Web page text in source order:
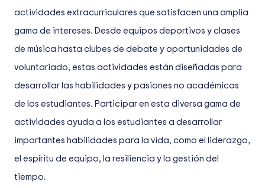
actividades extracurriculares que satisfacen una amplia
gama de intereses. Desde equipos deportivos y clases
de música hasta clubes de debate y oportunidades de
voluntariado, estas actividades están diseñadas para
desarrollar las habilidades y pasiones no académicas
de los estudiantes. Participar en esta diversa gama de
actividades ayuda a los estudiantes a desarrollar
importantes habilidades para la vida, como el liderazgo,
el espíritu de equipo, la resiliencia y la gestión del
tiempo.